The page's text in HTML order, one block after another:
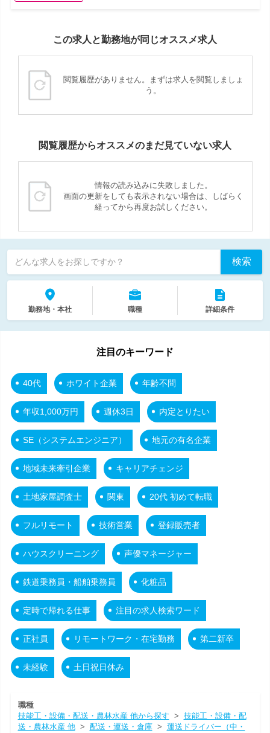
この求人と勤務地が同じオススメ求人
閲覧履歴がありません。まずは求人を閲覧しましょ
う。
閲覧履歴からオススメのまだ見ていない求人
情報の読み込みに失敗しました。
画面の更新をしても表示されない場合は、しばらく
経ってから再度お試しください。
どんな求人をお探しですか？ 検索
勤務地・本社 職種 詳細条件
注目のキーワード
40代 ホワイト企業 年齢不問
年収1,000万円 週休3日 内定とりたい
SE（システムエンジニア） 地元の有名企業
地域未来牽引企業 キャリアチェンジ
土地家屋調査士 関東 20代 初めて転職
フルリモート 技術営業 登録販売者
ハウスクリーニング 声優マネージャー
鉄道乗務員・船舶乗務員 化粧品
定時で帰れる仕事 注目の求人検索ワード
正社員 リモートワーク・在宅勤務 第二新卒
未経験 土日祝日休み
職種
技能工・設備・配送・農林水産 他から探す > 技能工・設備・配
送・農林水産 他> 配送・運送・倉庫> 運送ドライバー（中・